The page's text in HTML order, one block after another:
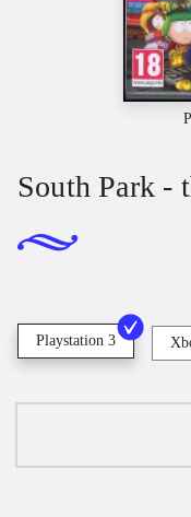
South Park -
Playstation 3